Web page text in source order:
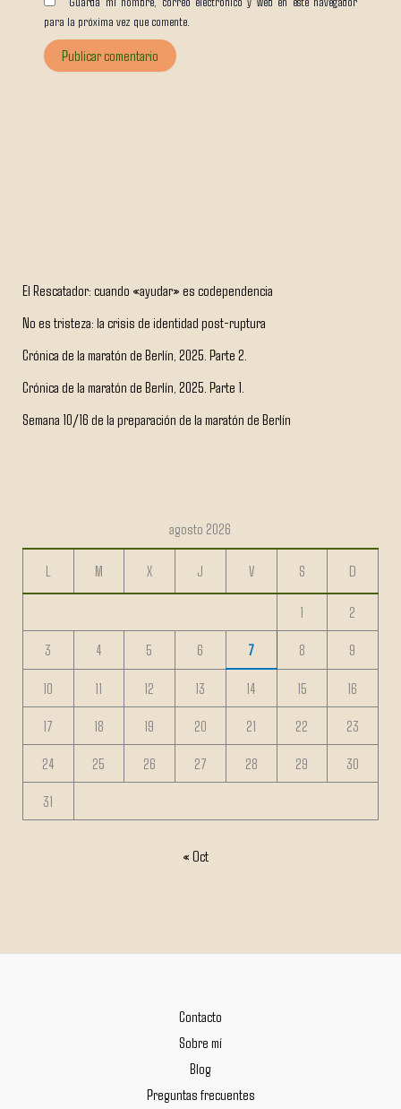
para la próxima vez que comente.
El Rescatador: cuando «ayudar» es codependencia
No es tristeza: la crisis de identidad post-ruptura
Crónica de la maratón de Berlín, 2025. Parte 2.
Crónica de la maratón de Berlín, 2025. Parte 1.
Semana 10/16 de la preparación de la maratón de Berlín
agosto 2026
L M X J V S D
1 2
3 4 5 6 7 8 9
10 11 12 13 14 15 16
17 18 19 20 21 22 23
24 25 26 27 28 29 30
31
« Oct
Contacto
Sobre mí
Blog
Preguntas frecuentes